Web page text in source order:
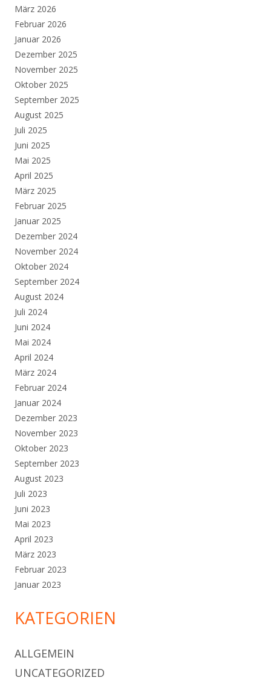
März 2026
Februar 2026
Januar 2026
Dezember 2025
November 2025
Oktober 2025
September 2025
August 2025
Juli 2025
Juni 2025
Mai 2025
April 2025
März 2025
Februar 2025
Januar 2025
Dezember 2024
November 2024
Oktober 2024
September 2024
August 2024
Juli 2024
Juni 2024
Mai 2024
April 2024
März 2024
Februar 2024
Januar 2024
Dezember 2023
November 2023
Oktober 2023
September 2023
August 2023
Juli 2023
Juni 2023
Mai 2023
April 2023
März 2023
Februar 2023
Januar 2023
KATEGORIEN
ALLGEMEIN
UNCATEGORIZED